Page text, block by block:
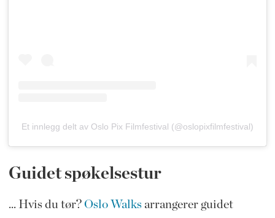
Et innlegg delt av Oslo Pix Filmfestival (@oslopixfilmfestival)
Guidet spøkelsestur
... Hvis du tør? Oslo Walksarrangerer guidet